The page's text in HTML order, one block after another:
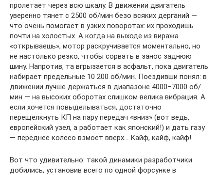
пролетает через всю шкалу. В движении двигатель
уверенно тянет с 2500 об/мин безо всяких дерганий —
что очень помогает в узких поворотах: их проходишь
почти на холостых. А когда на выходе из виража
«открываешь», мотор раскручивается моментально, но
не настолько резко, чтобы сорвать в занос заднюю
шину. Напротив, та вгрызается в асфальт, пока двигатель
набирает предельные 10 200 об/мин. Поездивши понял: в
движении лучше держаться в диапазоне 4000–7000 об/
мин — на высоких оборотах слишком велика вибрация. А
если хочется повыделываться, достаточно
перещелкнуть КП на пару передач «вниз» (вот ведь,
европейский узел, а работает как японский!) и дать газу
— переднее колесо взмоет вверх… Кайф, кайф, кайф!
Вот что удивительно: такой динамики разработчики
добились, установив всего по одной форсунке в